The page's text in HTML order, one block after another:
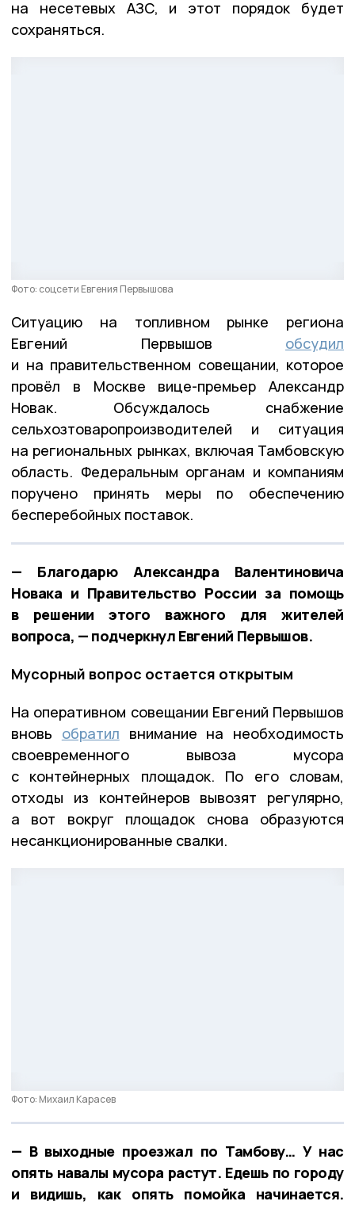
на несетевых АЗС, и этот порядок будет
сохраняться.
Фото: соцсети Евгения Первышова
Ситуацию на топливном рынке региона
Евгений Первышов обсудил
и на правительственном совещании, которое
провёл в Москве вице-премьер Александр
Новак. Обсуждалось снабжение
сельхозтоваропроизводителей и ситуация
на региональных рынках, включая Тамбовскую
область. Федеральным органам и компаниям
поручено принять меры по обеспечению
бесперебойных поставок.
— Благодарю Александра Валентиновича
Новака и Правительство России за помощь
в решении этого важного для жителей
вопроса, — подчеркнул Евгений Первышов.
Мусорный вопрос остается открытым
На оперативном совещании Евгений Первышов
вновь обратил внимание на необходимость
своевременного вывоза мусора
с контейнерных площадок. По его словам,
отходы из контейнеров вывозят регулярно,
а вот вокруг площадок снова образуются
несанкционированные свалки.
Фото: Михаил Карасев
— В выходные проезжал по Тамбову… У нас
опять навалы мусора растут. Едешь по городу
и видишь, как опять помойка начинается.